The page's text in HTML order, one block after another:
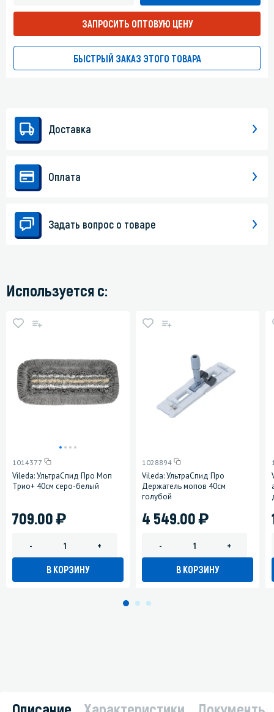
ЗАПРОСИТЬ ОПТОВУЮ ЦЕНУ
БЫСТРЫЙ ЗАКАЗ ЭТОГО ТОВАРА
Доставка
Оплата
Задать вопрос о товаре
Используется с:
1014377
Vileda: УльтраСпид Про Моп
Трио+ 40см серо-белый
709.00)
- +
В КОРЗИНУ
1028894
Vileda: УльтраСпид Про
Держатель мопов 40см
голубой
4 549.00)
- +
В КОРЗИНУ